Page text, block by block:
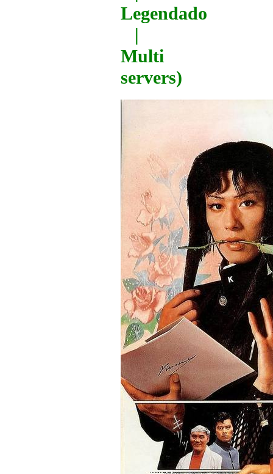
Legendado
|
Multi
servers)